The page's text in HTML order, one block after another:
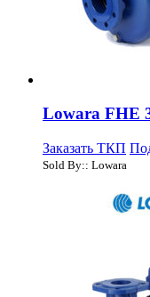
Lowara FHE
Заказать ТКП
Sold By:: Lowara